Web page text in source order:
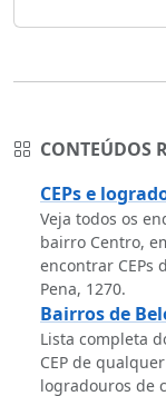
CONTEÚDOS
CEPs e
Veja todos os
bairro Centro,
encontrar CEPs
Pena, 1270.
Bairros de
Lista completa
CEP de
logradouros de